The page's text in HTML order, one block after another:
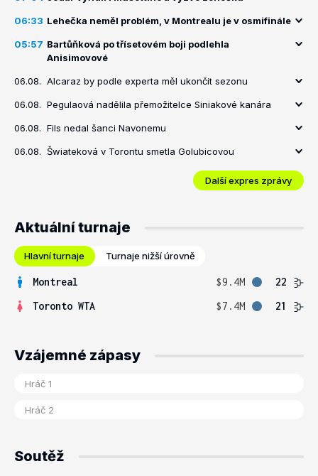
06:33 Lehečka neměl problém, v Montrealu je v osmifinále
05:57 Bartůňková po třísetovém boji podlehla
Anisimovové
06.08. Alcaraz by podle experta měl ukončit sezonu
06.08. Pegulaová nadělila přemožitelce Siniakové kanára
06.08. Fils nedal šanci Navonemu
06.08. Šwiateková v Torontu smetla Golubicovou
Další expres zprávy
Aktuální turnaje
Hlavní turnaje Turnaje nižší úrovně
Montreal $9.4M
22
Toronto WTA
$7.4M 21
Vzájemné zápasy
Soutěž